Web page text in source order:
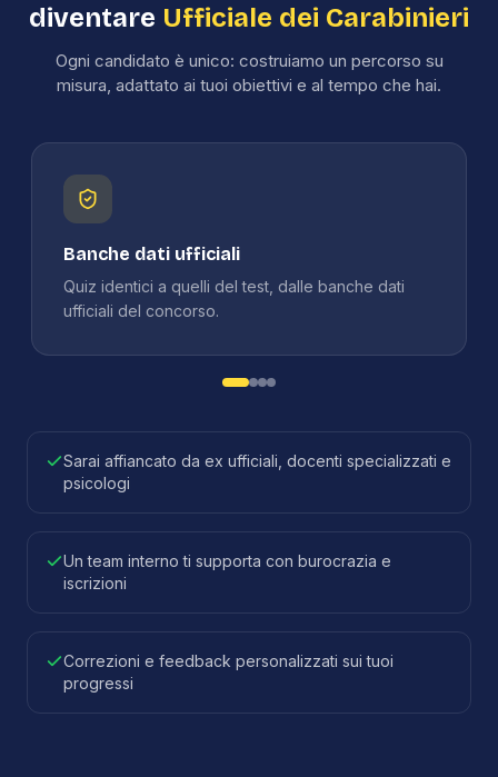
diventare Ufficiale dei Carabinieri
Ogni candidato è unico: costruiamo un percorso su
misura, adattato ai tuoi obiettivi e al tempo che hai.
Banche dati ufficiali
Quiz identici a quelli del test, dalle banche dati
ufficiali del concorso.
Sarai affiancato da ex ufficiali, docenti specializzati e
psicologi
Un team interno ti supporta con burocrazia e
iscrizioni
Correzioni e feedback personalizzati sui tuoi
progressi